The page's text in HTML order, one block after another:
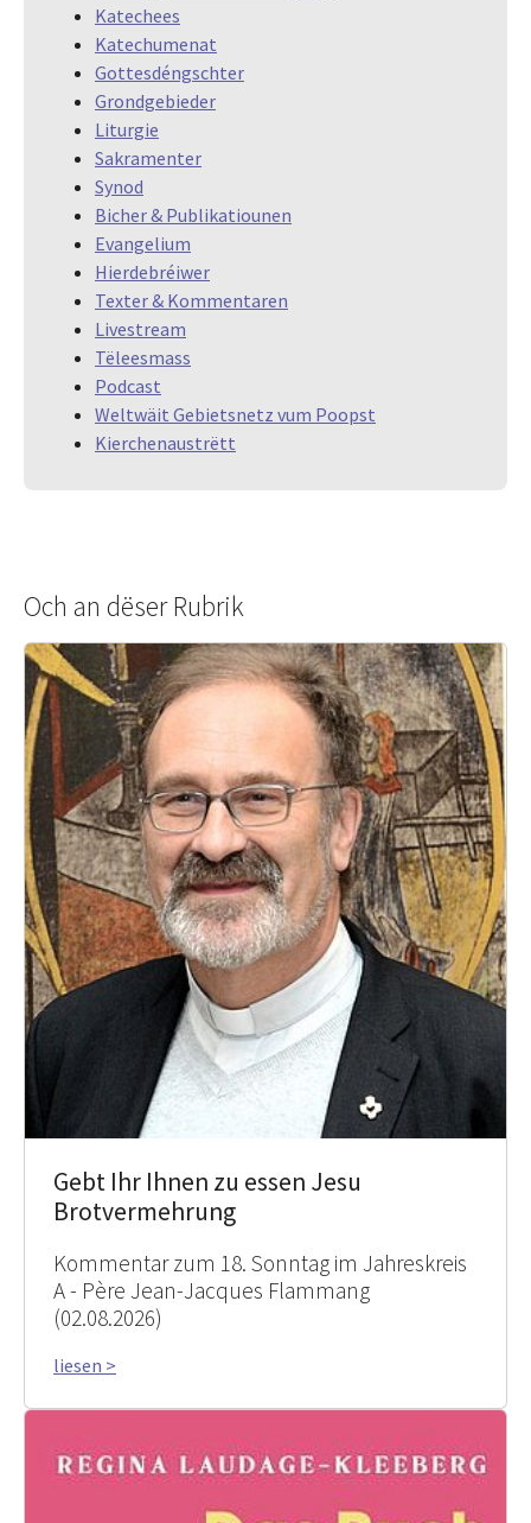
Katechees
Katechumenat
Gottesdéngschter
Grondgebieder
Liturgie
Sakramenter
Synod
Bicher & Publikatiounen
Evangelium
Hierdebréiwer
Texter & Kommentaren
Livestream
Tëleesmass
Podcast
Weltwäit Gebietsnetz vum Poopst
Kierchenaustrëtt
Och an dëser Rubrik
Gebt Ihr Ihnen zu essen Jesu
Brotvermehrung
Kommentar zum 18. Sonntag im Jahreskreis
A - Père Jean-Jacques Flammang
(02.08.2026)
liesen >